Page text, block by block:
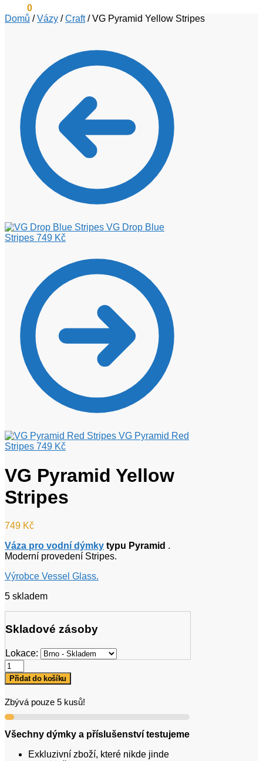
0
Domů /Vázy /Craft/VG Pyramid Yellow Stripes
VG Drop Blue
Stripes 749 Kč
VG Pyramid Red
Stripes 749 Kč
VG Pyramid Yellow
Stripes
749 Kč
Váza pro vodní dýmky typu Pyramid .
Moderní provedení Stripes.
Výrobce Vessel Glass.
5 skladem
Skladové zásoby
Lokace:
VG
Pyramid
Yellow
množství
Přidat do košíku
Zbývá pouze 5 kusů!
Všechny dýmky a příslušenství testujeme
Exkluzivní zboží, které nikde jinde